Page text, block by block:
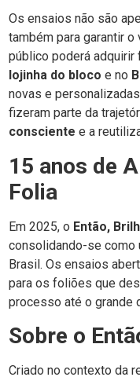
Os ensaios não são
também para garantir o
público poderá
lojinha do bloco e no
novas e
fizeram parte da
consciente e a
15 anos de
Folia
Em 2025, o Então,
consolidando-se
Brasil. Os ensaios
para os foliões que
processo até o grande
Sobre o
Criado no contexto da